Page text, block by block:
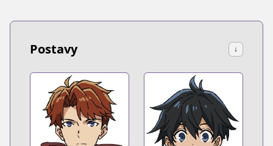
Postavy ↓